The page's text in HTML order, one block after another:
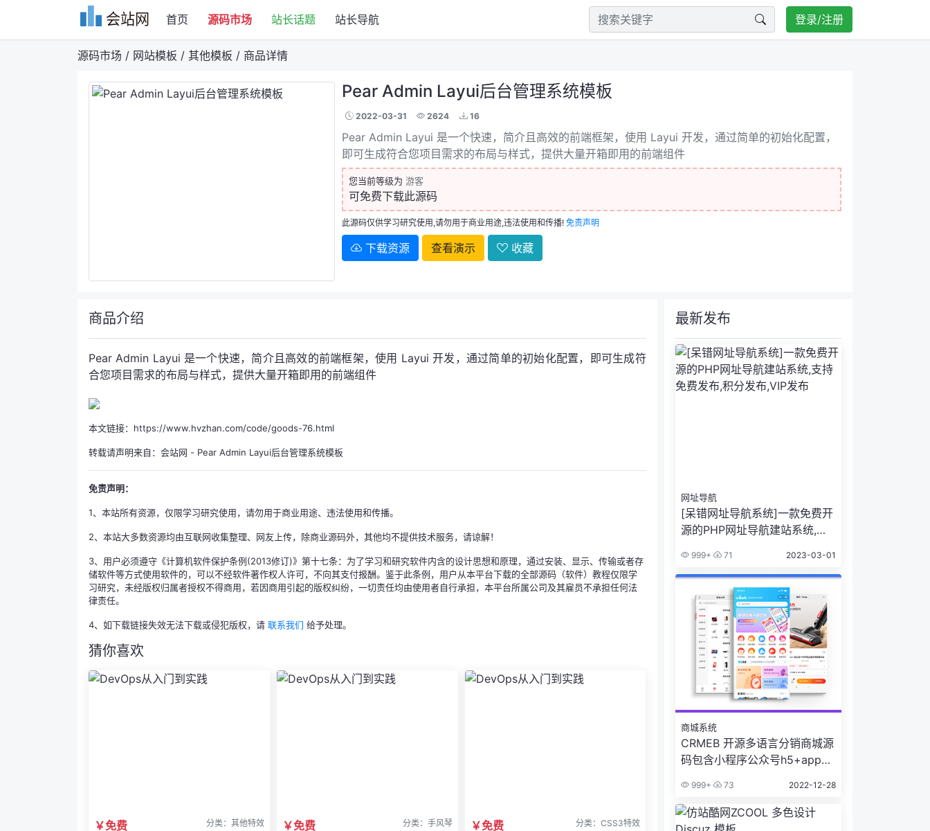
会站网 首页 源码市场 站长话题 站长导航 登录/注册
源码市场 / 网站模板 / 其他模板 / 商品详情
Pear Admin Layui后台管理系统模板
2022-03-31 2624 16
Pear Admin Layui 是一个快速，简介且高效的前端框架，使用 Layui 开发，通过简单的初始化配置，
即可生成符合您项目需求的布局与样式，提供大量开箱即用的前端组件
您当前等级为 游客
可免费下载此源码
此源码仅供学习研究使用,请勿用于商业用途,违法使用和传播! 免责声明
下载资源 查看演示 收藏
商品介绍
Pear Admin Layui 是一个快速，简介且高效的前端框架，使用 Layui 开发，通过简单的初始化配置，即可生成符
合您项目需求的布局与样式，提供大量开箱即用的前端组件
本文链接：https://www.hvzhan.com/code/goods-76.html
转载请声明来自： 会站网 - Pear Admin Layui后台管理系统模板
免责声明：
1、本站所有资源，仅限学习研究使用，请勿用于商业用途、违法使用和传播。
2、本站大多数资源均由互联网收集整理、网友上传，除商业源码外，其他均不提供技术服务，请谅解！
3、用户必须遵守《计算机软件保护条例(2013修订)》第十七条：为了学习和研究软件内含的设计思想和原理，通过安装、显示、传输或者存
储软件等方式使用软件的，可以不经软件著作权人许可，不向其支付报酬。鉴于此条例，用户从本平台下载的全部源码（软件）教程仅限学
习研究，未经版权归属者授权不得商用，若因商用引起的版权纠纷，一切责任均由使用者自行承担，本平台所属公司及其雇员不承担任何法
律责任。
4、如下载链接失效无法下载或侵犯版权，请 联系我们 给予处理。
猜你喜欢
￥免费 分类：其他特效 ￥免费 分类：手风琴 ￥免费 分类：CSS3特效
最新发布
网址导航
[呆错网址导航系统]一款免费开
源的PHP网址导航建站系统,支
999+ 71 2023-03-01
商城系统
CRMEB 开源多语言分销商城源
码包含小程序公众号h5+app多
999+ 73 2022-12-28